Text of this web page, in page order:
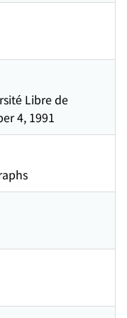
Libre de
4, 1991